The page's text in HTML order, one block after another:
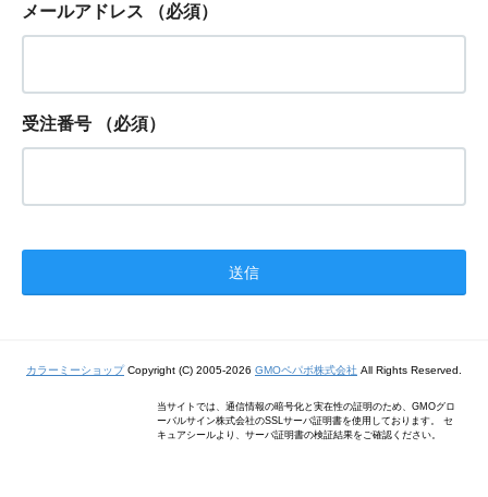
メールアドレス （必須）
受注番号 （必須）
カラーミーショップCopyright (C) 2005-2026 GMOペパボ株式会社 All Rights Reserved.
当サイトでは、通信情報の暗号化と実在性の証明のため、GMOグロ
ーバルサイン株式会社のSSLサーバ証明書を使用しております。 セ
キュアシールより、サーバ証明書の検証結果をご確認ください。